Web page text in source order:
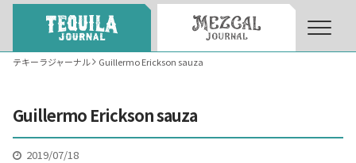
テキーラとは What’s Tequila
テキーラジャーナル Guillermo Erickson sauza
Guillermo Erickson sauza
2019/07/18